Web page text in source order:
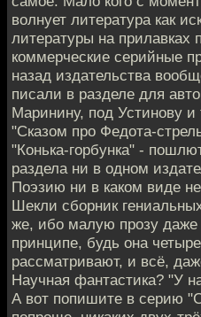
волнует литература как
литературы на прилавках
коммерческие серийные
назад издательства
писали в разделе для
Маринину, под Устинову и
"Сказом про Федота-
"Конька-горбунка" -
раздела ни в одном
Поэзию ни в каком виде
Шекли сборник
же, ибо малую прозу даже
принципе, будь она
рассматривают, и всё,
Научная фантастика? "У
А вот попишите в серию